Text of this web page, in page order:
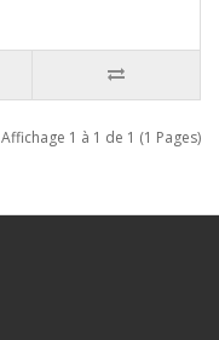
Affichage 1 à 1 de 1 (1 Pages)